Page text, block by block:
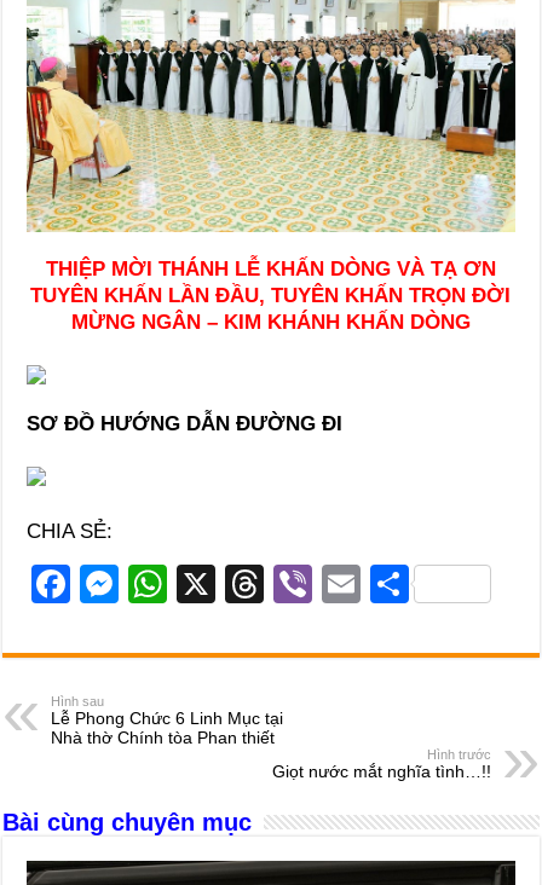
THIỆP MỜI THÁNH LỄ KHẤN DÒNG VÀ TẠ ƠN
TUYÊN KHẤN LẦN ĐẦU, TUYÊN KHẤN TRỌN ĐỜI
MỪNG NGÂN – KIM KHÁNH KHẤN DÒNG
SƠ ĐỒ HƯỚNG DẪN ĐƯỜNG ĐI
CHIA SẺ:
F
c
e
b
o
k
M
ss
e
n
er
W
at
s
A
p
X
T
e
a
d
s
Vi
er
E
ail
S
ar
Hình sau
Lễ Phong Chức 6 Linh Mục tại
Nhà thờ Chính tòa Phan thiết
Hình trước
Giọt nước mắt nghĩa tình…!!
Bài cùng chuyên mục